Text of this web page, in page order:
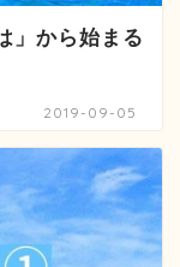
から始まる
2019-09-05